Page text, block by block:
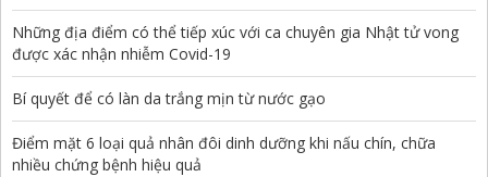
Những địa điểm có thể tiếp xúc với ca chuyên gia Nhật tử vong
được xác nhận nhiễm Covid-19
Bí quyết để có làn da trắng mịn từ nước gạo
Điểm mặt 6 loại quả nhân đôi dinh dưỡng khi nấu chín, chữa
nhiều chứng bệnh hiệu quả